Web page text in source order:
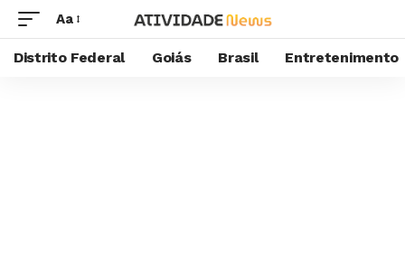
Aa
Distrito Federal Goiás Brasil Entretenimento